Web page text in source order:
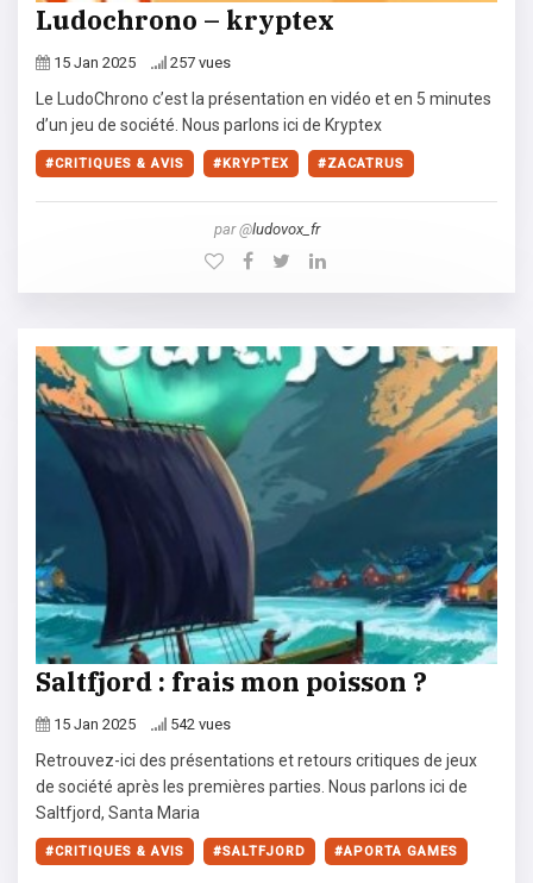
Ludochrono – kryptex
15 Jan 2025 257 vues
Le LudoChrono c’est la présentation en vidéo et en 5 minutes
d’un jeu de société. Nous parlons ici de Kryptex
CRITIQUES & AVIS KRYPTEX ZACATRUS
par @ludovox_fr
Saltfjord : frais mon poisson ?
15 Jan 2025 542 vues
Retrouvez-ici des présentations et retours critiques de jeux
de société après les premières parties. Nous parlons ici de
Saltfjord, Santa Maria
CRITIQUES & AVIS SALTFJORD APORTA GAMES